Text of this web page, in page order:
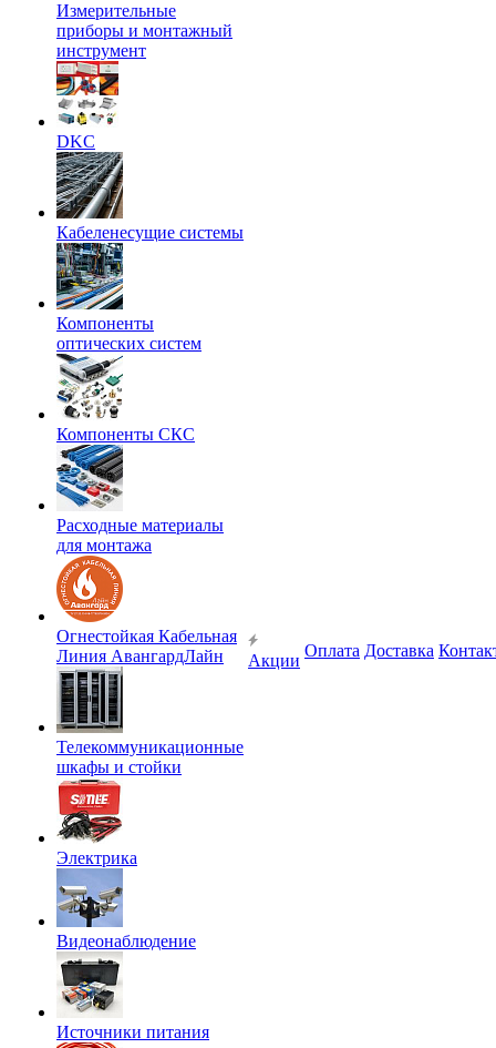
Измерительные
приборы и монтажный
инструмент
DKC
Кабеленесущие системы
Компоненты
оптических систем
Компоненты СКС
Расходные материалы
для монтажа
Огнестойкая Кабельная
Линия АвангардЛайн
Телекоммуникационные
шкафы и стойки
Электрика
Видеонаблюдение
Источники питания
Акции
Оплата Доставка